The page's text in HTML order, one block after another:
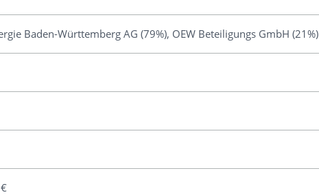
Baden-Württemberg AG (79%), OEW Beteiligungs GmbH (21%)